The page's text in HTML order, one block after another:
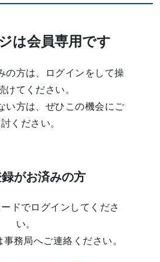
は会員専用です
の方は、ログインをして操
けてください。
い方は、ぜひこの機会にご
ください。
がお済みの方
ドでログインしてくださ
い。
務局へご連絡ください。